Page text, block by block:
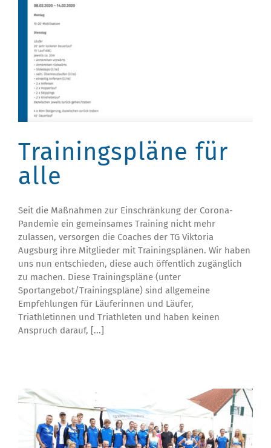
Trainingspläne für
alle
Seit die Maßnahmen zur Einschränkung der Corona-
Pandemie ein gemeinsames Training nicht mehr
zulassen, versorgen die Coaches der TG Viktoria
Augsburg ihre Mitglieder mit Trainingsplänen. Wir haben
uns nun entschieden, diese auch öffentlich zugänglich
zu machen. Diese Trainingspläne (unter
Sportangebot/Trainingspläne) sind allgemeine
Empfehlungen für Läuferinnen und Läufer,
Triathletinnen und Triathleten und haben keinen
Anspruch darauf, [...]